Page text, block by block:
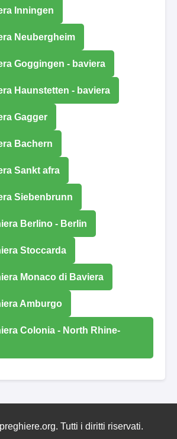
Inningen
Neubergheim
Goggingen - baviera
Haunstetten - baviera
Gagger
Bachern
Sankt afra
Siebenbrunn
Berlino - Berlin
Stoccarda
Monaco di Baviera
Amburgo
Colonia - North Rhine-
Tutti i diritti riservati.